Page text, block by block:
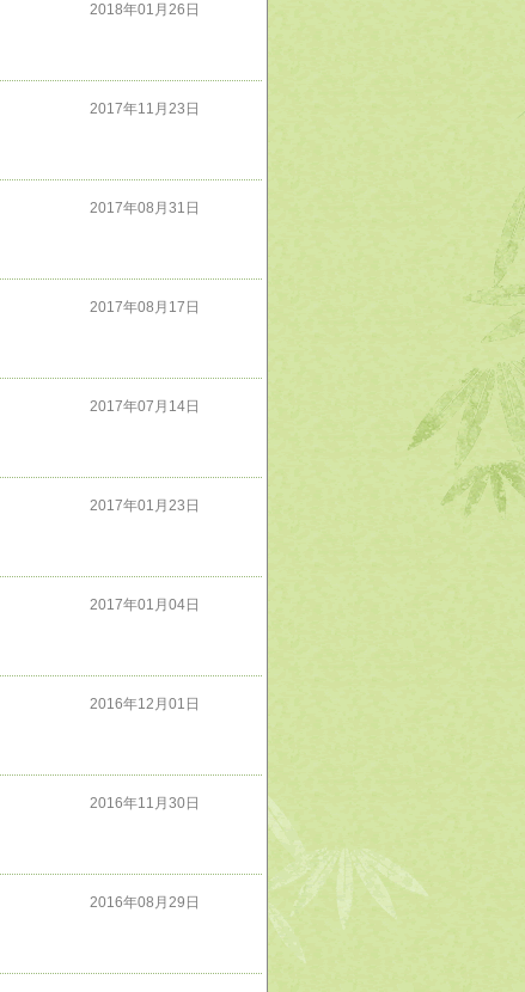
2018年01月26日
2017年11月23日
2017年08月31日
2017年08月17日
2017年07月14日
2017年01月23日
2017年01月04日
2016年12月01日
2016年11月30日
2016年08月29日